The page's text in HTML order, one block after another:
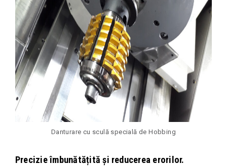
Danturare cu sculă specială de Hobbing
Precizie îmbunătățită și reducerea erorilor.